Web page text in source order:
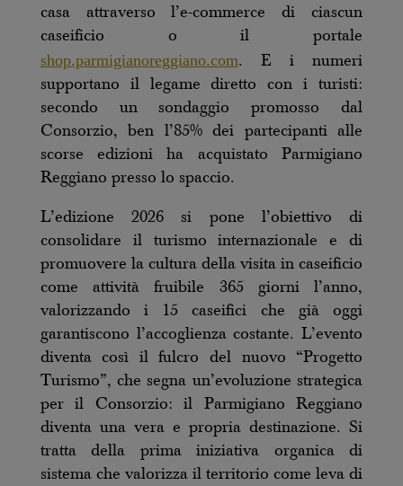
casa attraverso l’e-commerce di ciascun
caseificio o il portale
shop.parmigianoreggiano.com. E i numeri
supportano il legame diretto con i turisti:
secondo un sondaggio promosso dal
Consorzio, ben l’85% dei partecipanti alle
scorse edizioni ha acquistato Parmigiano
Reggiano presso lo spaccio.
L’edizione 2026 si pone l’obiettivo di
consolidare il turismo internazionale e di
promuovere la cultura della visita in caseificio
come attività fruibile 365 giorni l’anno,
valorizzando i 15 caseifici che già oggi
garantiscono l’accoglienza costante. L’evento
diventa così il fulcro del nuovo “Progetto
Turismo”, che segna un’evoluzione strategica
per il Consorzio: il Parmigiano Reggiano
diventa una vera e propria destinazione. Si
tratta della prima iniziativa organica di
sistema che valorizza il territorio come leva di